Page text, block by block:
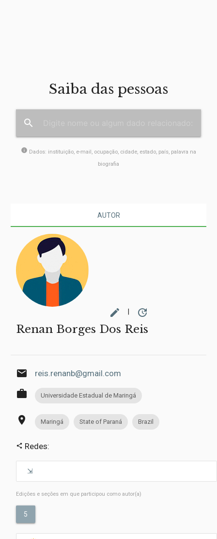
Saiba das pessoas
search
info Dados: instituição, e-mail, ocupação, cidade, estado, país, palavra na
biografia
AUTOR
edit update
Renan Borges Dos Reis
email reis.renanb@gmail.com
work Universidade Estadual de Maringá
place Maringá State of Paraná Brazil
share Redes:
Edições e seções em que participou como autor(a)
5